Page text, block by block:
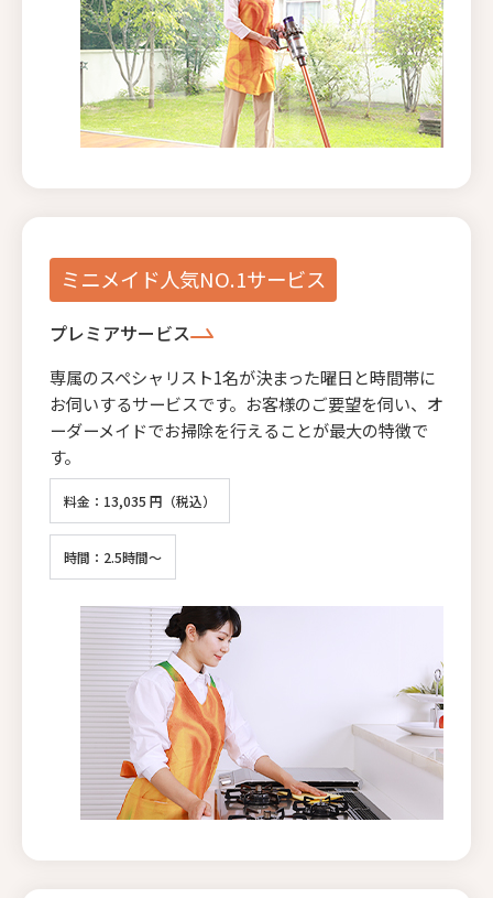
ミニメイド人気NO.1サービス
プレミアサービス
専属のスペシャリスト1名が決まった曜日と時間帯に
お伺いするサービスです。お客様のご要望を伺い、オ
ーダーメイドでお掃除を行えることが最大の特徴で
す。
料金：13,035 円（税込）
時間：2.5時間～